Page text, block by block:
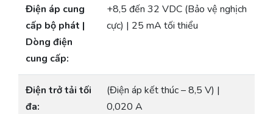
Điện áp cung
cấp bộ phát |
Dòng điện
cung cấp:
+8,5 đến 32 VDC (Bảo vệ nghịch
cực) | 25 mA tối thiểu
Điện trở tải tối
đa:
(Điện áp kết thúc – 8,5 V) |
0,020 A